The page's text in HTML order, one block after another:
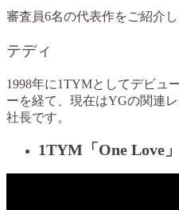
審査員6名の代表作をご紹介し
テディ
1998年に1TYMとしてデビュ
ーを経て、現在はYGの関連
社長です。
1TYM「One Love」